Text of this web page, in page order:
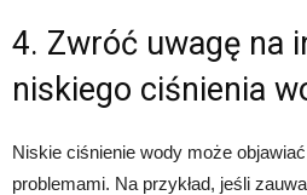
4. Zwróć uwagę na
niskiego ciśnienia
Niskie ciśnienie wody może
problemami. Na przykład, jeśli